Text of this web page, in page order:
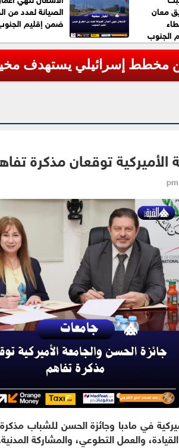
معان
الجنوب
الصيانة لعدد من
ضمن إقليم
تعلن إسقاط 605 مسيّرات أوكرانية خلال الليل
الأميركية توقعان مذكرة
في مادبا وجائزة الحسن للشباب
والعمل التطوعي، والمشاركة